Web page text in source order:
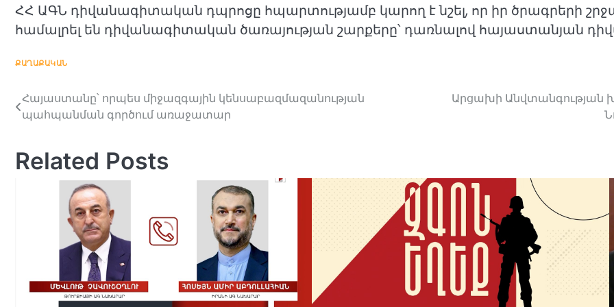
ՀՀ ԱԳՆ դիվանագիտական դպրոցը հպարտությամբ կարող է նշել, որ իր ծրագրերի
համալրել են դիվանագիտական ծառայության շարքերը՝ դառնալով հայաստանյան
ՔԱՂԱՔԱԿԱՆ
Post
navigation
Հայաստանը՝ որպես միջազգային կենսաբազմազանության
պահպանման գործում առաջատար
Արցախի Անվտանգության
Related Posts